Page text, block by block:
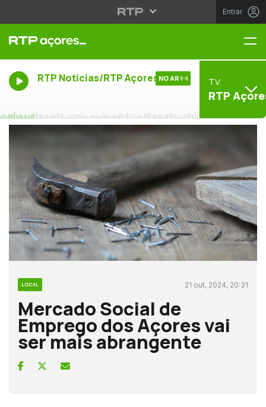
Entrar
RTP Noticias/RTP Açores NO AR TV
RTP
LOCAL 21 out, 2024, 20:31
Mercado Social de
Emprego dos Açores vai
ser mais abrangente